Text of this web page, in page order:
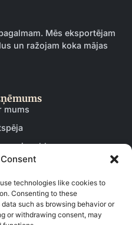
technologies like cookies to
Consenting to these
such as browsing behavior or
or withdrawing consent, may
Mēs eksportējam
un ražojam koka mājas
mums
un blogs
par partneri